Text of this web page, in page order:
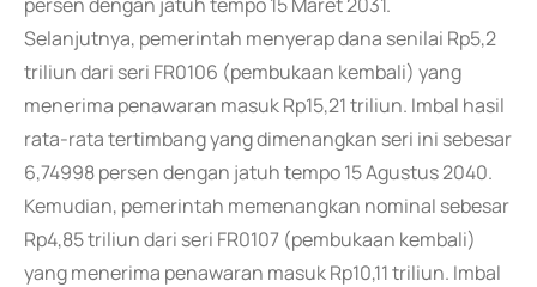
Selanjutnya, pemerintah menyerap dana senilai Rp5,2
triliun dari seri FR0106 (pembukaan kembali) yang
menerima penawaran masuk Rp15,21 triliun. Imbal hasil
rata-rata tertimbang yang dimenangkan seri ini sebesar
6,74998 persen dengan jatuh tempo 15 Agustus 2040.
Kemudian, pemerintah memenangkan nominal sebesar
Rp4,85 triliun dari seri FR0107 (pembukaan kembali)
yang menerima penawaran masuk Rp10,11 triliun. Imbal